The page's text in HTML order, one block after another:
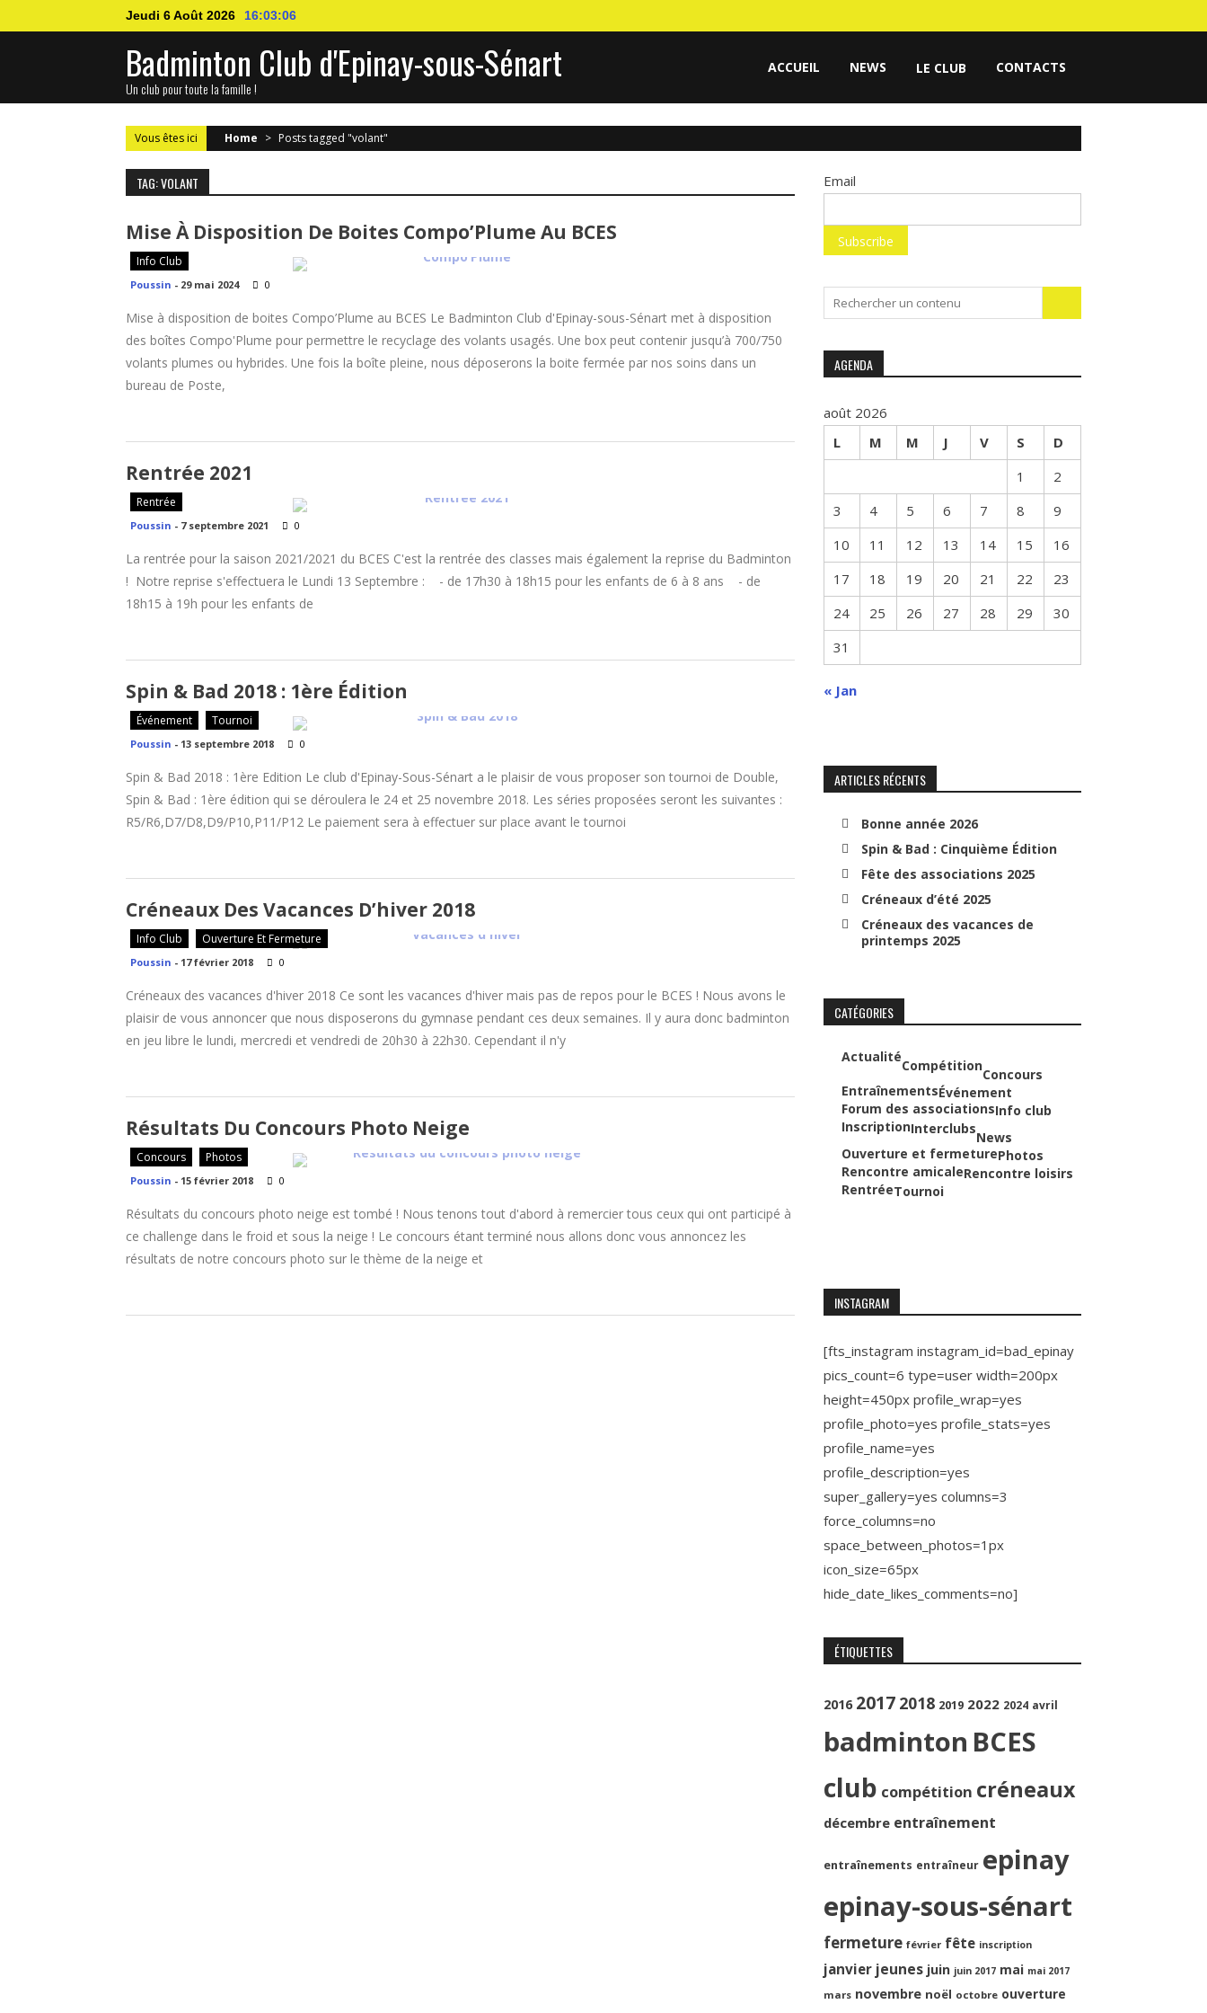
to
Jeudi 6 Août 2026 16:03:06
Badminton Club d'Epinay-sous-Sénart
Un club pour toute la famille !
ACCUEIL NEWS LE CLUB CONTACTS
Vous êtes ici Home > Posts tagged "volant"
TAG: VOLANT
Mise À Disposition De Boites Compo’Plume Au BCES
Info Club
Poussin - 29 mai 2024 0
Mise à disposition de boites Compo’Plume au BCES Le Badminton Club d'Epinay-sous-Sénart met à disposition
des boîtes Compo'Plume pour permettre le recyclage des volants usagés. Une box peut contenir jusqu’à 700/750
volants plumes ou hybrides. Une fois la boîte pleine, nous déposerons la boite fermée par nos soins dans un
bureau de Poste,
Rentrée 2021
Rentrée
Poussin - 7 septembre 2021 0
La rentrée pour la saison 2021/2021 du BCES C'est la rentrée des classes mais également la reprise du Badminton
! Notre reprise s'effectuera le Lundi 13 Septembre : - de 17h30 à 18h15 pour les enfants de 6 à 8 ans - de
18h15 à 19h pour les enfants de
Spin & Bad 2018 : 1ère Édition
Événement Tournoi
Poussin - 13 septembre 2018 0
Spin & Bad 2018 : 1ère Edition Le club d'Epinay-Sous-Sénart a le plaisir de vous proposer son tournoi de Double,
Spin & Bad : 1ère édition qui se déroulera le 24 et 25 novembre 2018. Les séries proposées seront les suivantes :
R5/R6,D7/D8,D9/P10,P11/P12 Le paiement sera à effectuer sur place avant le tournoi
Créneaux Des Vacances D’hiver 2018
Info Club Ouverture Et Fermeture
Poussin - 17 février 2018 0
Créneaux des vacances d'hiver 2018 Ce sont les vacances d'hiver mais pas de repos pour le BCES ! Nous avons le
plaisir de vous annoncer que nous disposerons du gymnase pendant ces deux semaines. Il y aura donc badminton
en jeu libre le lundi, mercredi et vendredi de 20h30 à 22h30. Cependant il n'y
Résultats Du Concours Photo Neige
Concours Photos
Poussin - 15 février 2018 0
Résultats du concours photo neige est tombé ! Nous tenons tout d'abord à remercier tous ceux qui ont participé à
ce challenge dans le froid et sous la neige ! Le concours étant terminé nous allons donc vous annoncez les
résultats de notre concours photo sur le thème de la neige et
Email
for:
AGENDA
août 2026
L
M M J V S
D
1
2
3
4 5 6 7 8
9
10
11 12 13 14 15
16
17
18 19 20 21 22
23
24
25 26 27 28 29
30
31
« Jan
ARTICLES RÉCENTS
Bonne année 2026
Spin & Bad : Cinquième Édition
Fête des associations 2025
Créneaux d’été 2025
Créneaux des vacances de
printemps 2025
CATÉGORIES
Actualité
Compétition
Concours
EntraînementsÉvénement
Forum des associationsInfo club
InscriptionInterclubs
News
Ouverture et fermeturePhotos
Rencontre amicaleRencontre loisirs
RentréeTournoi
INSTAGRAM
[fts_instagram instagram_id=bad_epinay
pics_count=6 type=user width=200px
height=450px profile_wrap=yes
profile_photo=yes profile_stats=yes
profile_name=yes
profile_description=yes
super_gallery=yes columns=3
force_columns=no
space_between_photos=1px
icon_size=65px
hide_date_likes_comments=no]
ÉTIQUETTES
2016 2017 2018 2019 2022 2024 avril
badminton BCES
club compétition créneaux
décembre entraînement
entraînements entraîneur epinay
epinay-sous-sénart
fermeture février fête inscription
janvier jeunes juin juin 2017 mai mai 2017
mars novembre noël octobre ouverture